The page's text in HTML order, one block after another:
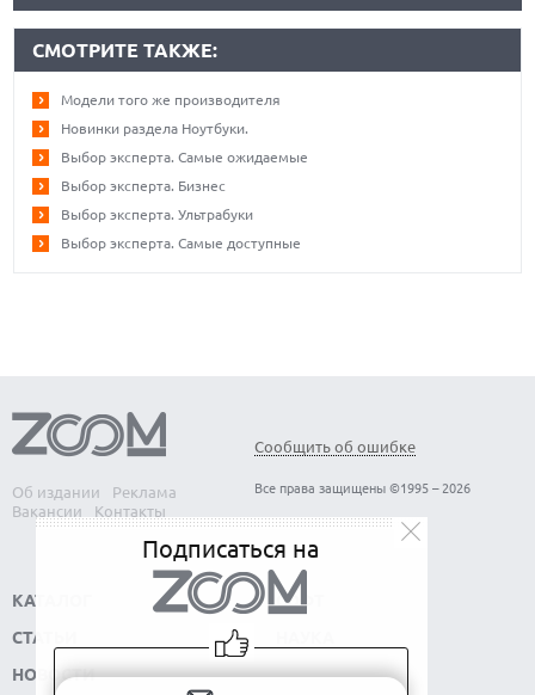
СМОТРИТЕ ТАКЖЕ:
Модели того же производителя
Новинки раздела Ноутбуки.
Выбор эксперта. Самые ожидаемые
Выбор эксперта. Бизнес
Выбор эксперта. Ультрабуки
Выбор эксперта. Самые доступные
Об издании
Реклама
Вакансии
Контакты
Сообщить об ошибке
Все права защищены ©1995 – 2026
КАТАЛОГ
СТАТЬИ
НОВОСТИ
СОФТ
Подписаться на